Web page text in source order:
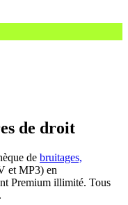
de droit
de bruitages,
et MP3) en
Premium illimité. Tous